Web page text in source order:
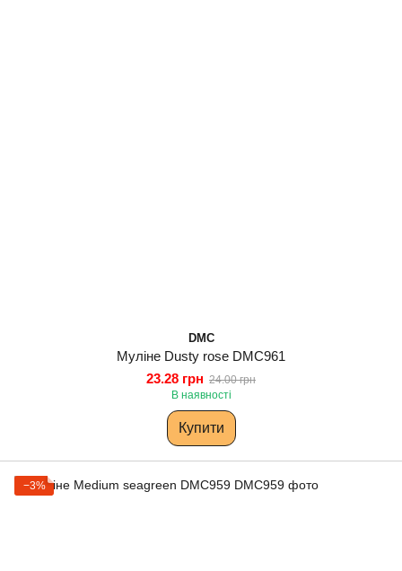
DMC
Муліне Dusty rose DMC961
23.28 грн 24.00 грн
В наявності
Купити
−3%